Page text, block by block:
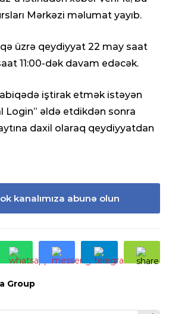
Mərkəzi məlumat yayıb.
üzrə qeydiyyat 22 may saat
11:00-dək davam edəcək.
iştirak etmək istəyən
Login” əldə etdikdən sonra
daxil olaraq qeydiyyatdan
kanalımıza abunə olun
Group